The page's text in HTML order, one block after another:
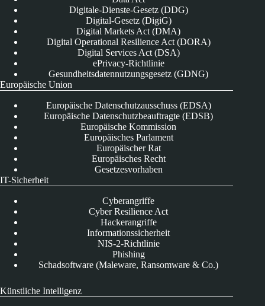
Digitale-Dienste-Gesetz (DDG)
Digital-Gesetz (DigiG)
Digital Markets Act (DMA)
Digital Operational Resilience Act (DORA)
Digital Services Act (DSA)
ePrivacy-Richtlinie
Gesundheitsdatennutzungsgesetz (GDNG)
Europäische Union
Europäische Datenschutzausschuss (EDSA)
Europäische Datenschutzbeauftragte (EDSB)
Europäische Kommission
Europäisches Parlament
Europäischer Rat
Europäisches Recht
Gesetzesvorhaben
IT-Sicherheit
Cyberangriffe
Cyber Resilience Act
Hackerangriffe
Informationssicherheit
NIS-2-Richtlinie
Phishing
Schadsoftware (Maleware, Ransomware & Co.)
Künstliche Intelligenz